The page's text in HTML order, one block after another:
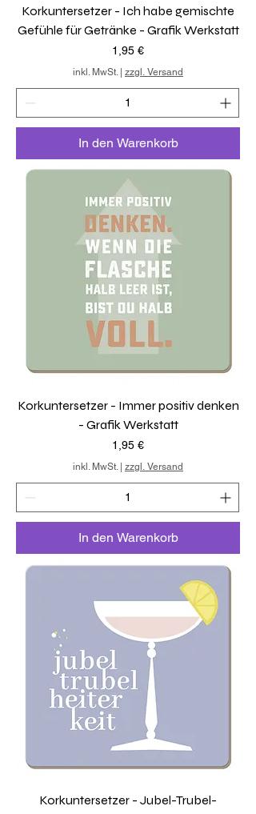
Korkuntersetzer - Ich habe gemischte
Gefühle für Getränke - Grafik Werkstatt
Preis
1,95 €
inkl. MwSt.| zzgl. Versand
In den Warenkorb
Korkuntersetzer - Immer positiv denken
- Grafik Werkstatt
Preis
1,95 €
inkl. MwSt.| zzgl. Versand
In den Warenkorb
Korkuntersetzer - Jubel-Trubel-